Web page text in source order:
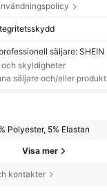
säljare: SHEIN
skyldigheter
säljare och/eller produkt
Polyester, 5% Elastan
Visa mer
kontakter